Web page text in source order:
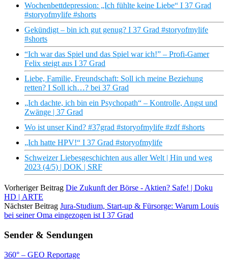
Wochenbettdepression: „Ich fühlte keine Liebe“ I 37 Grad
#storyofmylife #shorts
Gekündigt – bin ich gut genug? I 37 Grad #storyofmylife
#shorts
“Ich war das Spiel und das Spiel war ich!” – Profi-Gamer
Felix steigt aus I 37 Grad
Liebe, Familie, Freundschaft: Soll ich meine Beziehung
retten? I Soll ich…? bei 37 Grad
„Ich dachte, ich bin ein Psychopath“ – Kontrolle, Angst und
Zwänge | 37 Grad
Wo ist unser Kind? #37grad #storyofmylife #zdf #shorts
„Ich hatte HPV!“ I 37 Grad #storyofmylife
Schweizer Liebesgeschichten aus aller Welt | Hin und weg
2023 (4/5) | DOK | SRF
Vorheriger Beitrag Die Zukunft der Börse - Aktien? Safe! | Doku
HD | ARTE
Nächster Beitrag Jura-Studium, Start-up & Fürsorge: Warum Louis
bei seiner Oma eingezogen ist I 37 Grad
Sender & Sendungen
360° – GEO Reportage